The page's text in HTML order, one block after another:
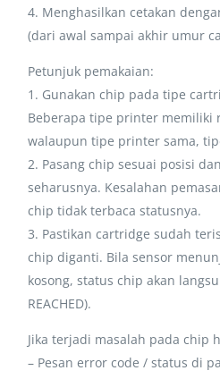
4. Menghasilkan cetakan
(dari awal sampai akhir umur
Petunjuk pemakaian:
1. Gunakan chip pada tipe
Beberapa tipe printer memiliki
walaupun tipe printer sama,
2. Pasang chip sesuai posisi
seharusnya. Kesalahan
chip tidak terbaca statusnya.
3. Pastikan cartridge sudah
chip diganti. Bila sensor
kosong, status chip akan
REACHED).
Jika terjadi masalah pada chip
– Pesan error code / status di